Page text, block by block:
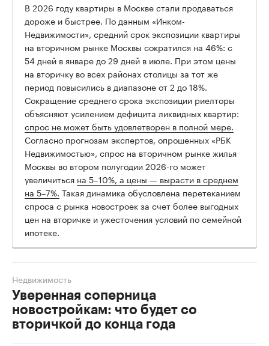
В 2026 году квартиры в Москве стали продаваться
дороже и быстрее. По данным «Инком-
Недвижимости», средний срок экспозиции квартиры
на вторичном рынке Москвы сократился на 46%: с
54 дней в январе до 29 дней в июле. При этом цены
на вторичку во всех районах столицы за тот же
период повысились в диапазоне от 2 до 18%.
Сокращение среднего срока экспозиции риелторы
объясняют усилением дефицита ликвидных квартир:
спрос не может быть удовлетворен в полной мере.
Согласно прогнозам экспертов, опрошенных «РБК
Недвижимостью», спрос на вторичном рынке жилья
Москвы во втором полугодии 2026-го может
увеличиться на 5–10%, а цены — вырасти в среднем
на 5–7%. Такая динамика обусловлена перетеканием
спроса с рынка новостроек за счет более выгодных
цен на вторичке и ужесточения условий по семейной
ипотеке.
Уверенная соперница
новостройкам: что будет со
вторичкой до конца года
Недвижимость